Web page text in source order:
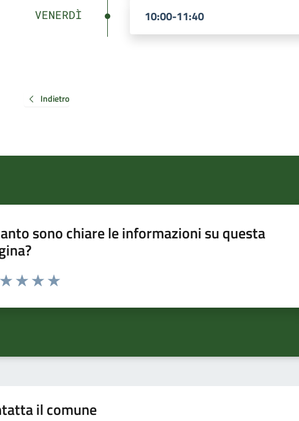
VENERDÌ 10:00-11:40
Indietro
sono chiare le informazioni su questa
da 1 a 5 stelle la pagina
il comune